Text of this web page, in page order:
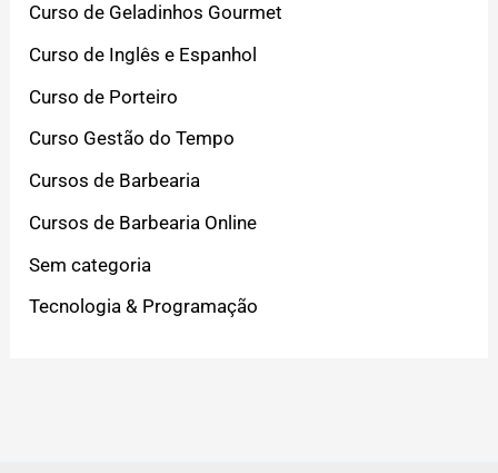
Curso de Geladinhos Gourmet
Curso de Inglês e Espanhol
Curso de Porteiro
Curso Gestão do Tempo
Cursos de Barbearia
Cursos de Barbearia Online
Sem categoria
Tecnologia & Programação